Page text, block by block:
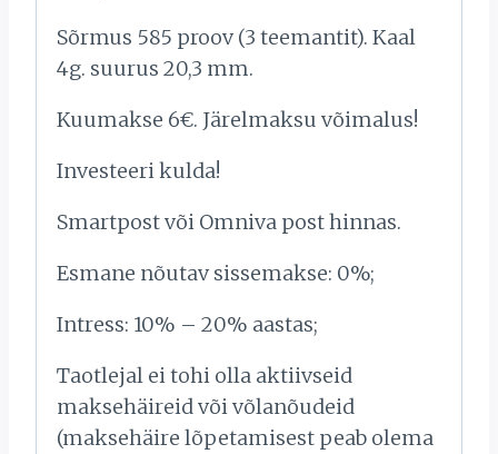
Sõrmus 585 proov (3 teemantit). Kaal
4g. suurus 20,3 mm.
Kuumakse 6€. Järelmaksu võimalus!
Investeeri kulda!
Smartpost või Omniva post hinnas.
Esmane nõutav sissemakse: 0%;
Intress: 10% – 20% aastas;
Taotlejal ei tohi olla aktiivseid
maksehäireid või võlanõudeid
(maksehäire lõpetamisest peab olema